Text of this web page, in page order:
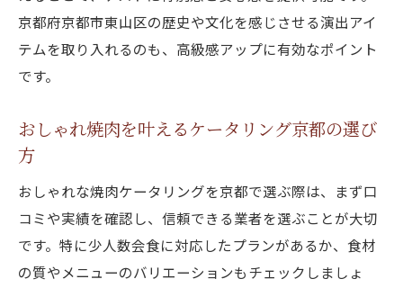
京都府京都市東山区の歴史や文化を感じさせる演出アイ
テムを取り入れるのも、高級感アップに有効なポイント
です。
おしゃれ焼肉を叶えるケータリング京都の選び
方
おしゃれな焼肉ケータリングを京都で選ぶ際は、まず口
コミや実績を確認し、信頼できる業者を選ぶことが大切
です。特に少人数会食に対応したプランがあるか、食材
の質やメニューのバリエーションもチェックしましょ